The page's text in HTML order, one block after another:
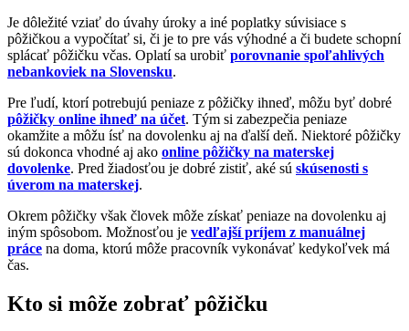
Je dôležité vziať do úvahy úroky a iné poplatky súvisiace s
pôžičkou a vypočítať si, či je to pre vás výhodné a či budete schopní
splácať pôžičku včas. Oplatí sa urobiť porovnanie spoľahlivých
nebankoviek na Slovensku.
Pre ľudí, ktorí potrebujú peniaze z pôžičky ihneď, môžu byť dobré
pôžičky online ihneď na účet. Tým si zabezpečia peniaze
okamžite a môžu ísť na dovolenku aj na ďalší deň. Niektoré pôžičky
sú dokonca vhodné aj ako online pôžičky na materskej
dovolenke. Pred žiadosťou je dobré zistiť, aké sú skúsenosti s
úverom na materskej.
Okrem pôžičky však človek môže získať peniaze na dovolenku aj
iným spôsobom. Možnosťou je vedľajší príjem z manuálnej
práce na doma, ktorú môže pracovník vykonávať kedykoľvek má
čas.
Kto si môže zobrať pôžičku